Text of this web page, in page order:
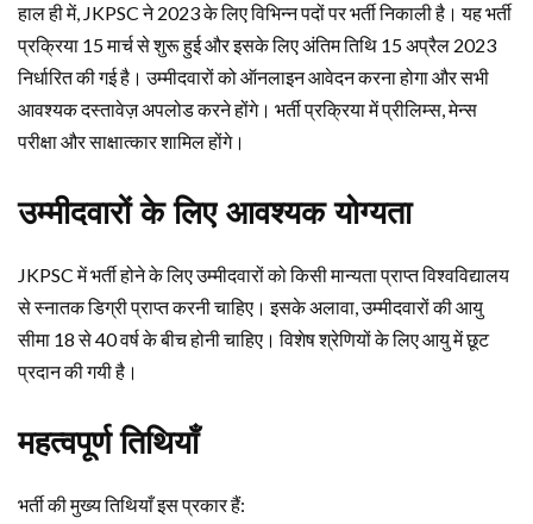
हाल ही में, JKPSC ने 2023 के लिए विभिन्न पदों पर भर्ती निकाली है। यह भर्ती
प्रक्रिया 15 मार्च से शुरू हुई और इसके लिए अंतिम तिथि 15 अप्रैल 2023
निर्धारित की गई है। उम्मीदवारों को ऑनलाइन आवेदन करना होगा और सभी
आवश्यक दस्तावेज़ अपलोड करने होंगे। भर्ती प्रक्रिया में प्रीलिम्स, मेन्स
परीक्षा और साक्षात्कार शामिल होंगे।
उम्मीदवारों के लिए आवश्यक योग्यता
JKPSC में भर्ती होने के लिए उम्मीदवारों को किसी मान्यता प्राप्त विश्वविद्यालय
से स्नातक डिग्री प्राप्त करनी चाहिए। इसके अलावा, उम्मीदवारों की आयु
सीमा 18 से 40 वर्ष के बीच होनी चाहिए। विशेष श्रेणियों के लिए आयु में छूट
प्रदान की गयी है।
महत्वपूर्ण तिथियाँ
भर्ती की मुख्य तिथियाँ इस प्रकार हैं: